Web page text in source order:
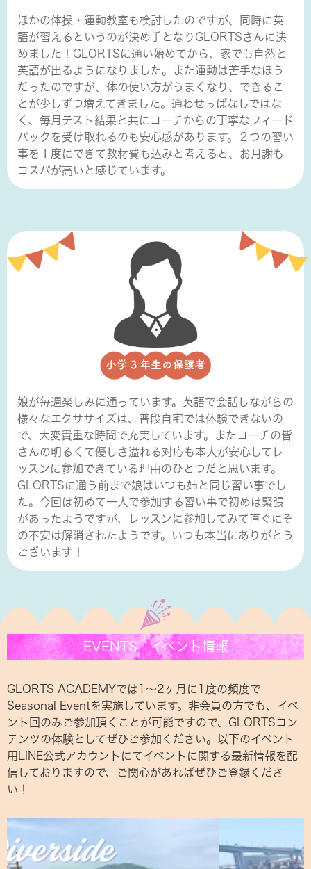
ほかの体操・運動教室も検討したのですが、同時に英
語が習えるというのが決め手となりGLORTSさんに決
めました！GLORTSに通い始めてから、家でも自然と
英語が出るようになりました。また運動は苦手なほう
だったのですが、体の使い方がうまくなり、できるこ
とが少しずつ増えてきました。通わせっぱなしではな
く、毎月テスト結果と共にコーチからの丁寧なフィード
バックを受け取れるのも安心感があります。２つの習い
事を１度にできて教材費も込みと考えると、お月謝も
コスパが高いと感じています。
娘が毎週楽しみに通っています。英語で会話しながらの
様々なエクササイズは、普段自宅では体験できないの
で、大変貴重な時間で充実しています。またコーチの皆
さんの明るくて優しさ溢れる対応も本人が安心してレ
ッスンに参加できている理由のひとつだと思います。
GLORTSに通う前まで娘はいつも姉と同じ習い事でし
た。今回は初めて一人で参加する習い事で初めは緊張
があったようですが、レッスンに参加してみて直ぐにそ
の不安は解消されたようです。いつも本当にありがとう
ございます！
EVENTS イベント情報
GLORTS ACADEMYでは1〜2ヶ月に1度の頻度で
Seasonal Eventを実施しています。非会員の方でも、イベ
ント回のみご参加頂くことが可能ですので、GLORTSコン
テンツの体験としてぜひご参加ください。以下のイベント
用LINE公式アカウントにてイベントに関する最新情報を配
信しておりますので、ご関心があればぜひご登録くださ
い！